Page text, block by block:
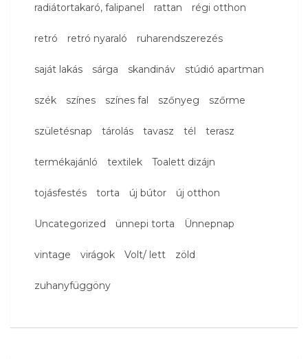
radiátortakaró, falipanel rattan régi otthon
retró retró nyaraló ruharendszerezés
saját lakás sárga skandináv stúdió apartman
szék színes színes fal szőnyeg szőrme
születésnap tárolás tavasz tél terasz
termékajánló textilek Toalett dizájn
tojásfestés torta új bútor új otthon
Uncategorized ünnepi torta Ünnepnap
vintage virágok Volt/ lett zöld
zuhanyfüggöny